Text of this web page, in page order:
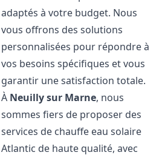
adaptés à votre budget. Nous
vous offrons des solutions
personnalisées pour répondre à
vos besoins spécifiques et vous
garantir une satisfaction totale.
À Neuilly sur Marne, nous
sommes fiers de proposer des
services de chauffe eau solaire
Atlantic de haute qualité, avec